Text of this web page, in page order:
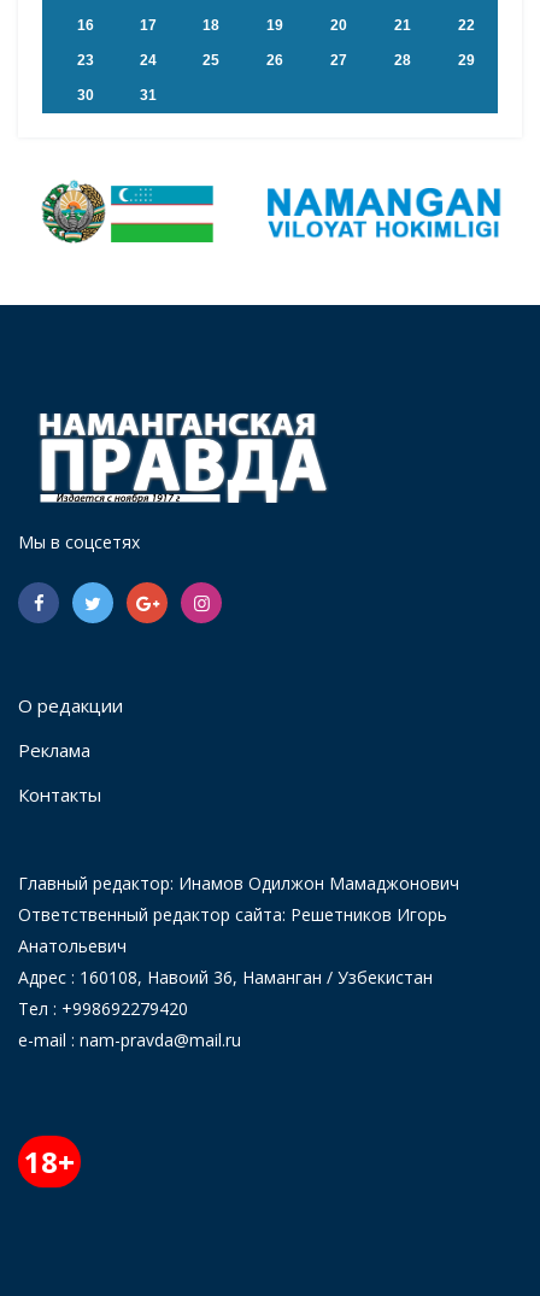
16 17 18 19 20 21 22
23 24 25 26 27 28 29
30 31
Мы в соцсетях
О редакции
Реклама
Контакты
Главный редактор: Инамов Одилжон Мамаджонович
Ответственный редактор сайта: Решетников Игорь
Анатольевич
Адрес : 160108, Навоий 36, Наманган / Узбекистан
Тел : +998692279420
e-mail : nam-pravda@mail.ru
18+